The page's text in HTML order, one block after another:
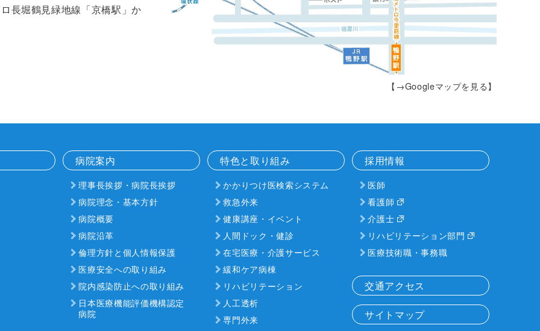
長堀鶴見緑地線「京橋駅」か
【→Googleマップを見る】
病院案内
理事長挨拶・病院長挨拶
病院理念・基本方針
病院概要
病院沿革
倫理方針と個人情報保護
医療安全への取り組み
院内感染防止への取り組み
日本医療機能評価機構認定
病院
特色と取り組み
かかりつけ医検索システム
救急外来
健康講座・イベント
人間ドック・健診
在宅医療・介護サービス
緩和ケア病棟
リハビリテーション
人工透析
専門外来
採用情報
医師
看護師
介護士
リハビリテーション部門
医療技術職・事務職
交通アクセス
サイトマップ